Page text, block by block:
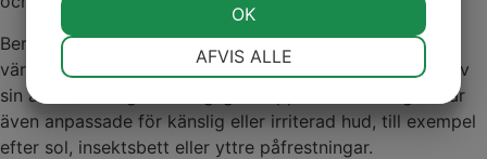
Beroende på produkt ger gelen en svalkande eller
värmande känsla, vilket många uppskattar som en del av
sin återhämtning eller dagliga kroppsvård. Vissa geler är
även anpassade för känslig eller irriterad hud, till exempel
efter sol, insektsbett eller yttre påfrestningar.
MARKETING STATISTIK
AFVIS ALLE
OK